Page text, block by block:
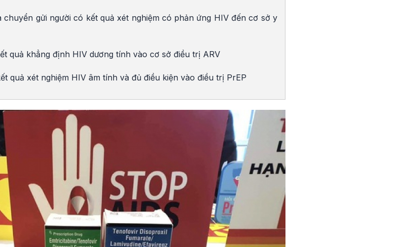
chuyển gửi người có kết quả xét nghiệm có phản ứng HIV đến cơ sở y
quả khẳng định HIV dương tính vào cơ sở điều trị ARV
quả xét nghiệm HIV âm tính và đủ điều kiện vào điều trị PrEP